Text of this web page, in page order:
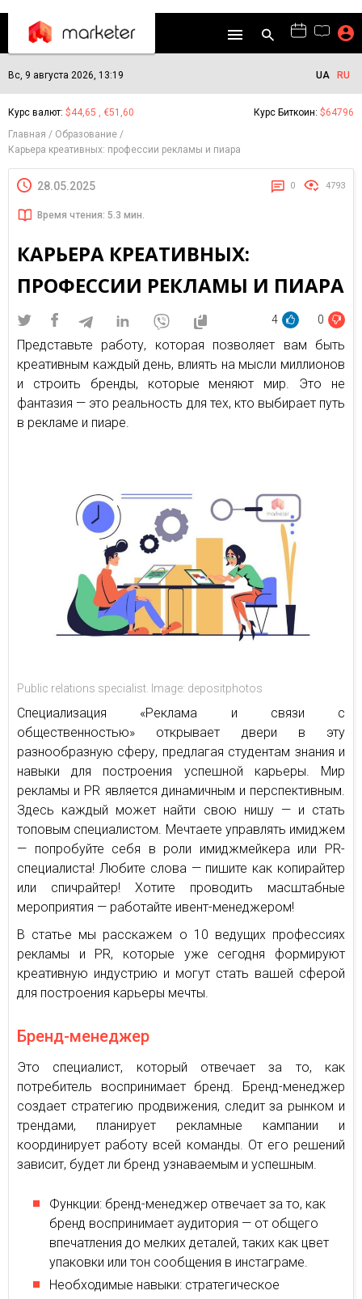
Вс, 9 августа 2026, 13:19 UA RU
Курс валют: $44,65 , €51,60 Курс Биткоин: $64796
Главная
Образование
Карьера креативных: профессии рекламы и пиара
28.05.2025 0 4793
Время чтения: 5.3 мин.
КАРЬЕРА КРЕАТИВНЫХ:
ПРОФЕССИИ РЕКЛАМЫ И ПИАРА
4 0
Представьте работу, которая позволяет вам быть
креативным каждый день, влиять на мысли миллионов
и строить бренды, которые меняют мир. Это не
фантазия — это реальность для тех, кто выбирает путь
в рекламе и пиаре.
Public relations specialist. Image: depositphotos
Специализация «Реклама и связи с
общественностью» открывает двери в эту
разнообразную сферу, предлагая студентам знания и
навыки для построения успешной карьеры. Мир
рекламы и PR является динамичным и перспективным.
Здесь каждый может найти свою нишу — и стать
топовым специалистом. Мечтаете управлять имиджем
— попробуйте себя в роли имиджмейкера или PR-
специалиста! Любите слова — пишите как копирайтер
или спичрайтер! Хотите проводить масштабные
мероприятия — работайте ивент-менеджером!
В статье мы расскажем о 10 ведущих профессиях
рекламы и PR, которые уже сегодня формируют
креативную индустрию и могут стать вашей сферой
для построения карьеры мечты.
Бренд-менеджер
Это специалист, который отвечает за то, как
потребитель воспринимает бренд. Бренд-менеджер
создает стратегию продвижения, следит за рынком и
трендами, планирует рекламные кампании и
координирует работу всей команды. От его решений
зависит, будет ли бренд узнаваемым и успешным.
Функции: бренд-менеджер отвечает за то, как
бренд воспринимает аудитория — от общего
впечатления до мелких деталей, таких как цвет
упаковки или тон сообщения в инстаграме.
Необходимые навыки: стратегическое